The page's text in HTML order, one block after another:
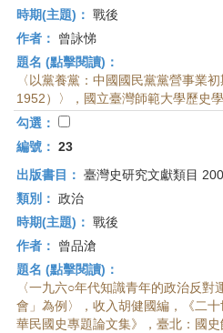
時期(主題)： 戰後
作者：
曾詠悌
題名 (點擊閱讀)：
〈以黨養黨：中國國民黨黨營事業
1952）〉，國立臺灣師範大學歷史
勾選：
編號： 23
出版書目： 臺灣史研究文獻類目
類別： 政治
時期(主題)： 戰後
作者：
曾品滄
題名 (點擊閱讀)：
〈一九六○年代知識青年的政治反
會」為例〉，收入胡健國編，《二
華民國史專題論文集》，臺北：國史